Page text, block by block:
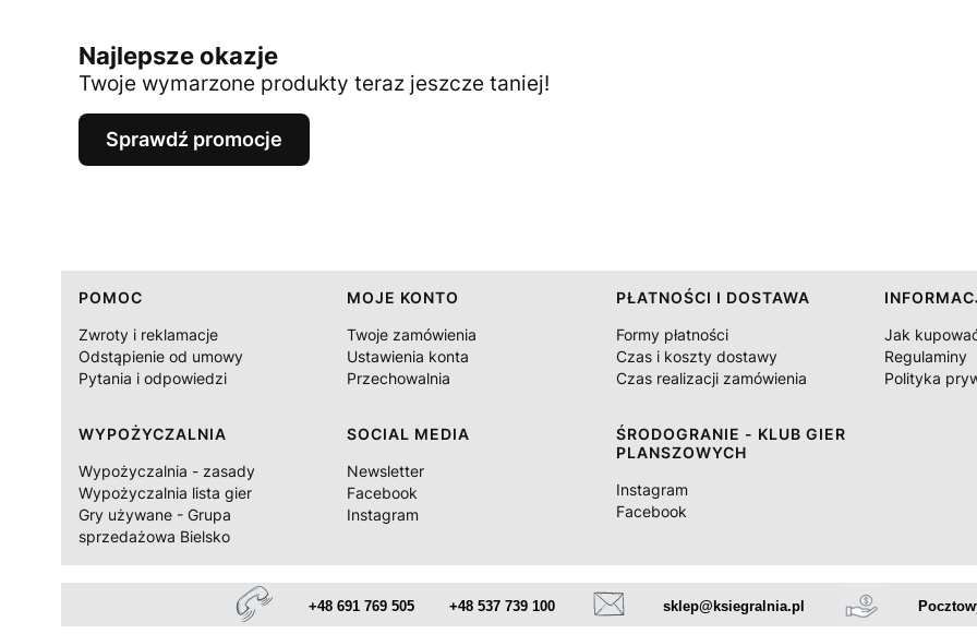
Najlepsze okazje
Twoje wymarzone produkty teraz jeszcze taniej!
Sprawdź promocje
Linki w stopce
POMOC
Zwroty i reklamacje
Odstąpienie od umowy
Pytania i odpowiedzi
MOJE KONTO
Twoje zamówienia
Ustawienia konta
Przechowalnia
PŁATNOŚCI I DOSTAWA
Formy płatności
Czas i koszty dostawy
Czas realizacji zamówienia
Jak
Regulaminy
Polityka
WYPOŻYCZALNIA
Wypożyczalnia - zasady
Wypożyczalnia lista gier
Gry używane - Grupa
sprzedażowa Bielsko
SOCIAL MEDIA
Newsletter
Facebook
Instagram
ŚRODOGRANIE - KLUB GIER
PLANSZOWYCH
Instagram
Facebook
+48 691 769 505 +48 537 739 100 sklep@ksiegralnia.pl